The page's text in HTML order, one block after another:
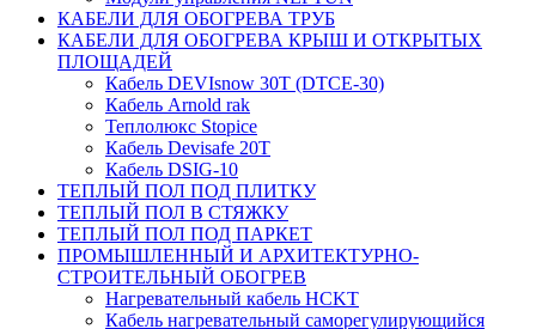
КАБЕЛИ ДЛЯ ОБОГРЕВА ТРУБ
КАБЕЛИ ДЛЯ ОБОГРЕВА КРЫШ И ОТКРЫТЫХ
ПЛОЩАДЕЙ
Кабель DEVIsnow 30Т (DTCE-30)
Кабель Arnold rak
Теплолюкс Stopice
Кабель Devisafe 20T
Кабель DSIG-10
ТЕПЛЫЙ ПОЛ ПОД ПЛИТКУ
ТЕПЛЫЙ ПОЛ В СТЯЖКУ
ТЕПЛЫЙ ПОЛ ПОД ПАРКЕТ
ПРОМЫШЛЕННЫЙ И АРХИТЕКТУРНО-
СТРОИТЕЛЬНЫЙ ОБОГРЕВ
Нагревательный кабель НCKТ
Кабель нагревательный саморегулирующийся